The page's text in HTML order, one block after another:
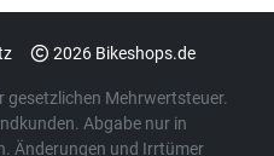
2026 Bikeshops.de
gesetzlichen Mehrwertsteuer.
Abgabe nur in
Änderungen und Irrtümer